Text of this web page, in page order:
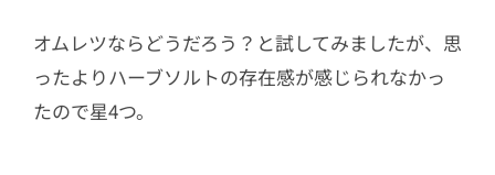
オムレツならどうだろう？と試してみましたが、思
ったよりハーブソルトの存在感が感じられなかっ
たので星4つ。